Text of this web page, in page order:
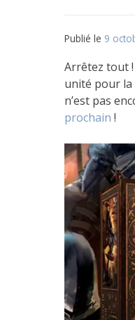
Publié le 9
Arrêtez tout !
unité pour la
n’est pas
prochain !